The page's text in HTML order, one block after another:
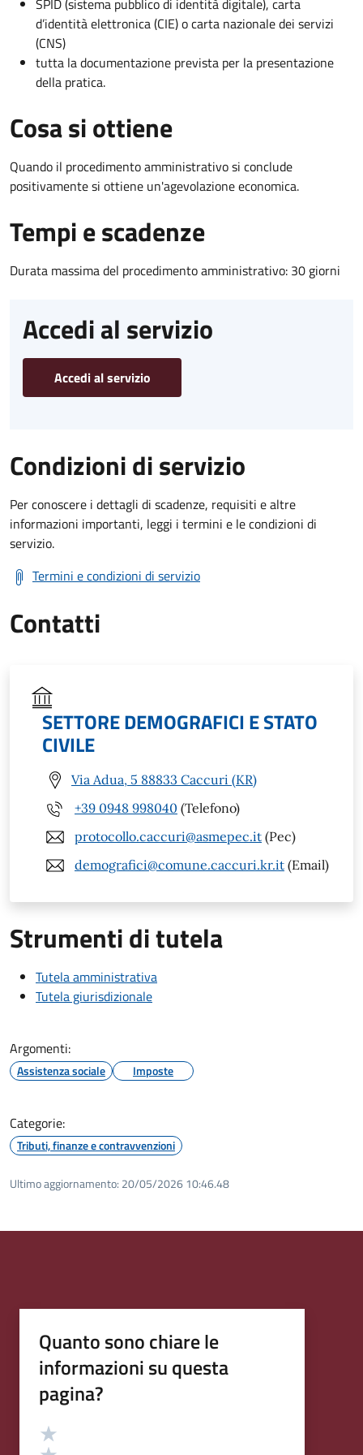
d’identità elettronica (CIE) o carta nazionale dei servizi
(CNS)
tutta la documentazione prevista per la presentazione
della pratica.
Cosa si ottiene
Quando il procedimento amministrativo si conclude
positivamente si ottiene un'agevolazione economica.
Tempi e scadenze
Durata massima del procedimento amministrativo: 30 giorni
Accedi al servizio
Accedi al servizio
Condizioni di servizio
Per conoscere i dettagli di scadenze, requisiti e altre
informazioni importanti, leggi i termini e le condizioni di
servizio.
Termini e condizioni di servizio
Contatti
SETTORE DEMOGRAFICI E STATO
CIVILE
Via Adua, 5 88833 Caccuri (KR)
+39 0948 998040 (Telefono)
protocollo.caccuri@asmepec.it (Pec)
demografici@comune.caccuri.kr.it (Email)
Strumenti di tutela
Tutela amministrativa
Tutela giurisdizionale
Argomenti:
Assistenza sociale Imposte
Categorie:
Tributi, finanze e contravvenzioni
Ultimo aggiornamento: 20/05/2026 10:46.48
Quanto sono chiare le
informazioni su questa
pagina?
Valutazione